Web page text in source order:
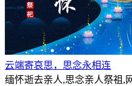
云端寄哀思，思念永相连
缅怀逝去亲人,思念亲人祭祖,